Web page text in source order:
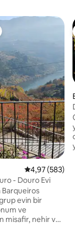
değerlendirme
en beğenilenler
5 üzerinden
4,97 (583)
- Douro Evi
Barqueiros
evin bir
ve
misafir, nehir ve